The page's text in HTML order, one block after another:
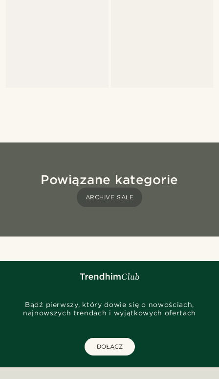
Powiązane kategorie
ARCHIVE SALE
Bądź pierwszy, który dowie się o nowościach,
najnowszych trendach i wyjątkowych ofertach
DOŁĄCZ